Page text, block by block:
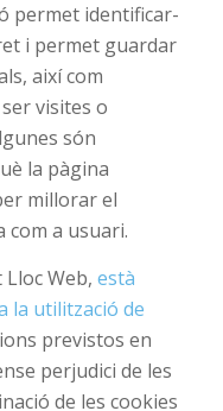
permet identificar-
i permet guardar
així com
visites o
són
la pàgina
millorar el
com a usuari.
Web, està
la utilització de
previstos en
perjudici de les
de les cookies